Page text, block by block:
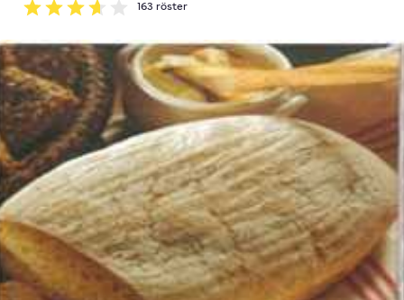
Betyg: 3.67 av 5
163 röster